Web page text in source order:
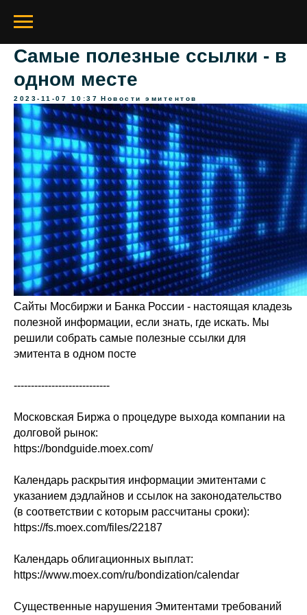
Самые полезные ссылки - в
одном месте
2023-11-07 10:37 Новости эмитентов
Сайты Мосбиржи и Банка России - настоящая кладезь
полезной информации, если знать, где искать. Мы
решили собрать самые полезные ссылки для
эмитента в одном посте
----------------------------
Московская Биржа о процедуре выхода компании на
долговой рынок:
https://bondguide.moex.com/
Календарь раскрытия информации эмитентами с
указанием дэдлайнов и ссылок на законодательство
(в соответствии с которым рассчитаны сроки):
https://fs.moex.com/files/22187
Календарь облигационных выплат:
https://www.moex.com/ru/bondization/calendar
Существенные нарушения Эмитентами требований